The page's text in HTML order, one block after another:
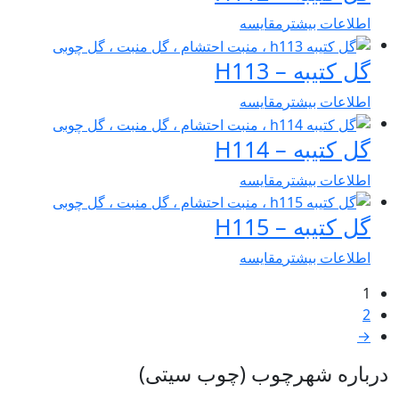
اطلاعات بیشترمقایسه
گل کتیبه – H113
اطلاعات بیشترمقایسه
گل کتیبه – H114
اطلاعات بیشترمقایسه
گل کتیبه – H115
اطلاعات بیشترمقایسه
→
درباره شهرچوب (چوب سیتی)